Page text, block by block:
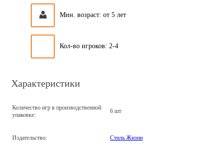
Мин. возраст: от 5 лет
Кол-во игроков: 2-4
Характеристики
Количество игр в производственной
упаковке:
6 шт
Издательство: Стиль Жизни